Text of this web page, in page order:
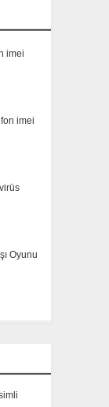
imei
imei
Oyunu